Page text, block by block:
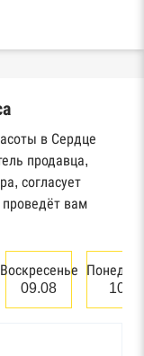
о
в Сердце
продавца,
согласует
проведёт вам
Воскресенье
09.08
10.08